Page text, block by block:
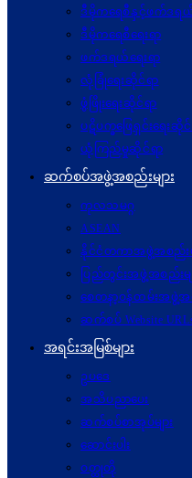
ဒီမိုကရေစီနှင့်ဖက်ဒရ
ဒီမိုကရေစီရေးရာ
ဖက်ဒရယ်ရေးရာ
လုံခြုံရေးဆိုင်ရာ
ဖွံဖြိုးရေးဆိုင်ရာ
ပဋိပက္ခ‌ဖြေရှင်းရေးဆို
ယုံကြည်မှုဆိုင်ရာ
ဆက်စပ်အဖွဲ့အစည်းများ
ကုလသမဂ္ဂ
ASEAN
နိုင်ငံတကာအဖွဲ့အစည်းမ
ပြည်တွင်းအဖွဲ့အစည်းမျ
စေတနာ့ဝန်ထမ်းအဖွဲ့အစ
ဆက်စပ် Website URLs
အရင်းအမြစ်များ
ဥပဒေ
အသိပညာပေး
ဆက်စပ်စာအုပ်များ
ဆောင်းပါး
ဝတ္ထုတို